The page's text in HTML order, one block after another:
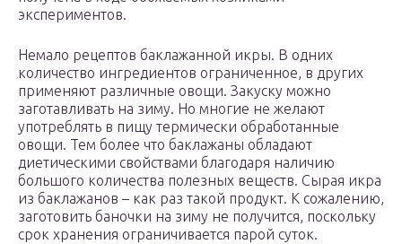
экспериментов.
Немало рецептов баклажанной икры. В одних
количество ингредиентов ограниченное, в других
применяют различные овощи. Закуску можно
заготавливать на зиму. Но многие не желают
употреблять в пищу термически обработанные
овощи. Тем более что баклажаны обладают
диетическими свойствами благодаря наличию
большого количества полезных веществ. Сырая икра
из баклажанов – как раз такой продукт. К сожалению,
заготовить баночки на зиму не получится, поскольку
срок хранения ограничивается парой суток.